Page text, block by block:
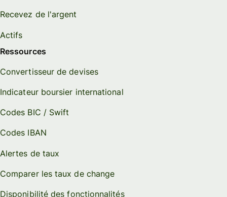
Recevez de l'argent
Actifs
Ressources
Convertisseur de devises
Indicateur boursier international
Codes BIC / Swift
Codes IBAN
Alertes de taux
Comparer les taux de change
Disponibilité des fonctionnalités